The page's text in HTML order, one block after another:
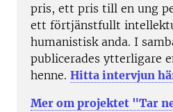
pris, ett pris till en ung
ett förtjänstfullt
humanistisk anda. I
publicerades ytterligare
henne. Hitta intervjun
Mer om projektet "Tar